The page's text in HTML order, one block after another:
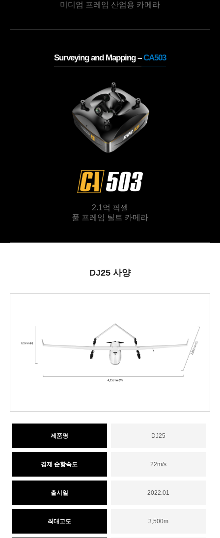
미디엄 프레임 산업용 카메라
Surveying and Mapping –CA503
2.1억 픽셀
풀 프레임 틸트 카메라
DJ25 사양
제품명 DJ25
경제 순항속도 22m/s
출시일 2022.01
최대고도 3,500m